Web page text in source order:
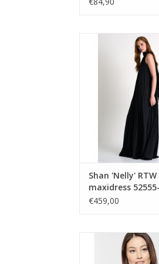
Shan Shan 'Nelly'
52555-71
TOEVOEGEN AAN
Shan 'Nelly' RTW
maxidress
€459,00
Empreinte
bh classique